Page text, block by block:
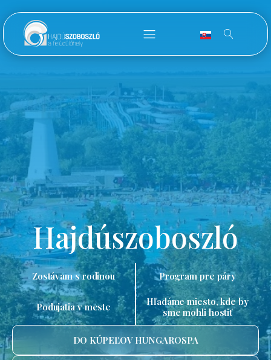
Hajdúszoboszló
Zostávam s rodinou Program pre páry
Podujatia v meste
Hľadáme miesto, kde by
sme mohli hostiť
DO KÚPEĽOV HUNGAROSPA